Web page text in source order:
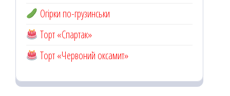
Огірки по-грузинськи
Торт «Спартак»
Торт «Червоний оксамит»